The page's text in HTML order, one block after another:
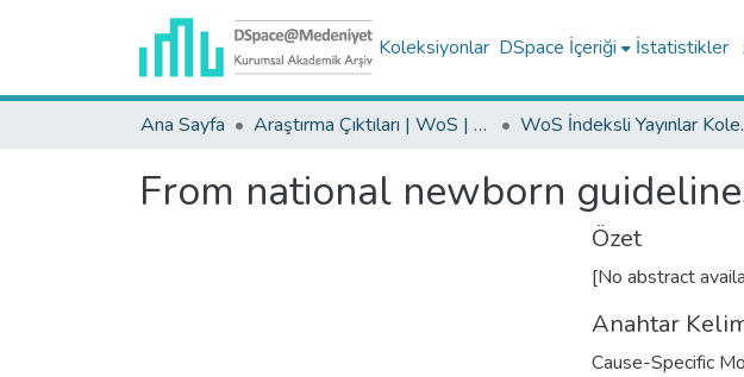
Koleksiyonlar DSpace İçeriği İstatistikler
Ana Sayfa Araştırma Çıktıları | WoS | Scopus | TR-Dizin | PubMed WoS
From national newborn
Özet
[No abstract
Anahtar
Cause-Specific